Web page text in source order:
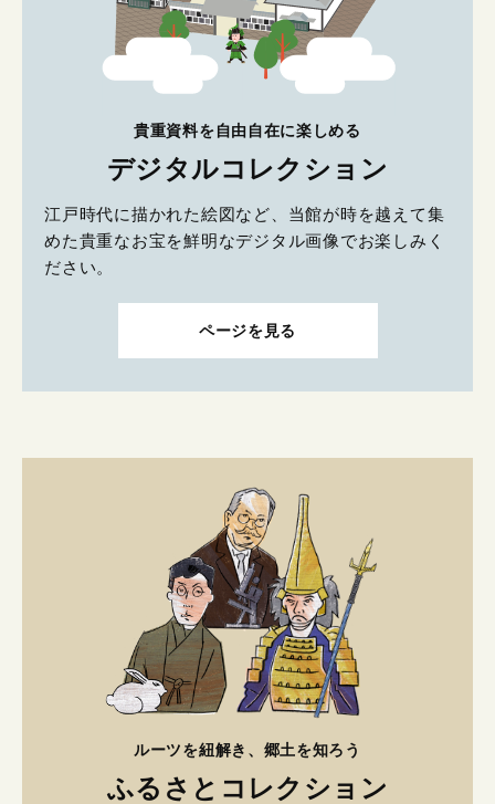
貴重資料を自由自在に楽しめる
デジタルコレクション
江戸時代に描かれた絵図など、当館が時を越えて集
めた貴重なお宝を鮮明なデジタル画像でお楽しみく
ださい。
ページを見る
ルーツを紐解き、郷土を知ろう
ふるさとコレクション